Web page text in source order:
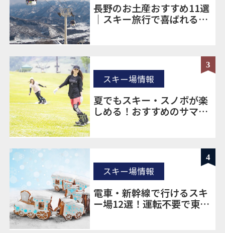
長野のお土産おすすめ11選
｜スキー旅行で喜ばれる定
3
夏でもスキー・スノボが楽
しめる！おすすめのサマー
スキー場情報
4
電車・新幹線で行けるスキ
ー場12選！運転不要で東京
スキー場情報